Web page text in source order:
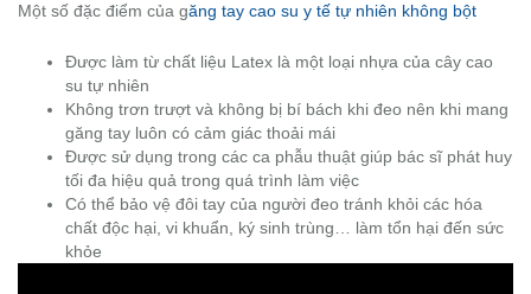
Một số đặc điểm của găng tay cao su y tế tự nhiên không bột
Được làm từ chất liệu Latex là một loại nhựa của cây cao
su tự nhiên
Không trơn trượt và không bị bí bách khi đeo nên khi mang
găng tay luôn có cảm giác thoải mái
Được sử dụng trong các ca phẫu thuật giúp bác sĩ phát huy
tối đa hiệu quả trong quá trình làm việc
Có thể bảo vệ đôi tay của người đeo tránh khỏi các hóa
chất độc hại, vi khuẩn, ký sinh trùng… làm tổn hại đến sức
khỏe